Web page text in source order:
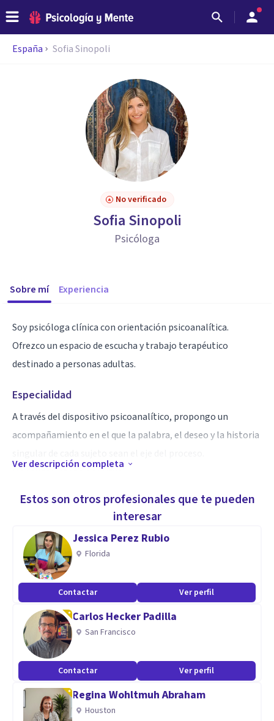
España Sofia Sinopoli
No verificado
Sofia Sinopoli
Psicóloga
Sobre mí Experiencia
Soy psicóloga clínica con orientación psicoanalítica.
Ofrezco un espacio de escucha y trabajo terapéutico
destinado a personas adultas.
Especialidad
A través del dispositivo psicoanalítico, propongo un
acompañamiento en el que la palabra, el deseo y la historia
Modalidad: atención virtual.
Ver descripción completa
Estos son otros profesionales que te pueden
interesar
Jessica Perez Rubio
Florida
Contactar Ver perfil
Carlos Hecker Padilla
San Francisco
Contactar Ver perfil
Regina Wohltmuh Abraham
Houston